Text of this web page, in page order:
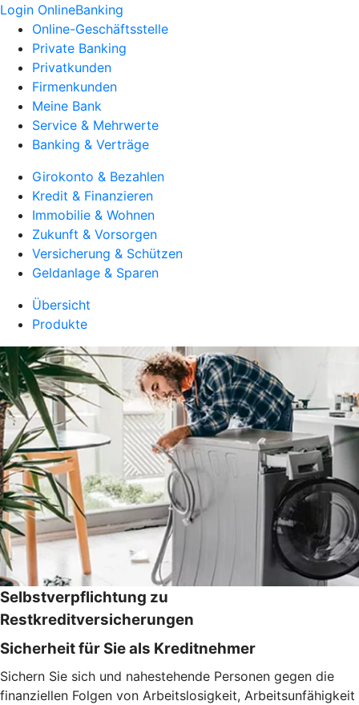
Login OnlineBanking
Online-Geschäftsstelle
Private Banking
Privatkunden
Firmenkunden
Meine Bank
Service & Mehrwerte
Banking & Verträge
Girokonto & Bezahlen
Kredit & Finanzieren
Immobilie & Wohnen
Zukunft & Vorsorgen
Versicherung & Schützen
Geldanlage & Sparen
Übersicht
Produkte
Selbstverpflichtung zu
Restkreditversicherungen
Sicherheit für Sie als Kreditnehmer
Sichern Sie sich und nahestehende Personen gegen die
finanziellen Folgen von Arbeitslosigkeit, Arbeitsunfähigkeit